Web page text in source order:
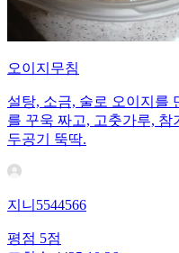
오이지무침
설탕, 소금, 술로 오이지를
를 꾸욱 짜고, 고춧가루,
두공기 뚝딱.
지니5544566
평점 5점